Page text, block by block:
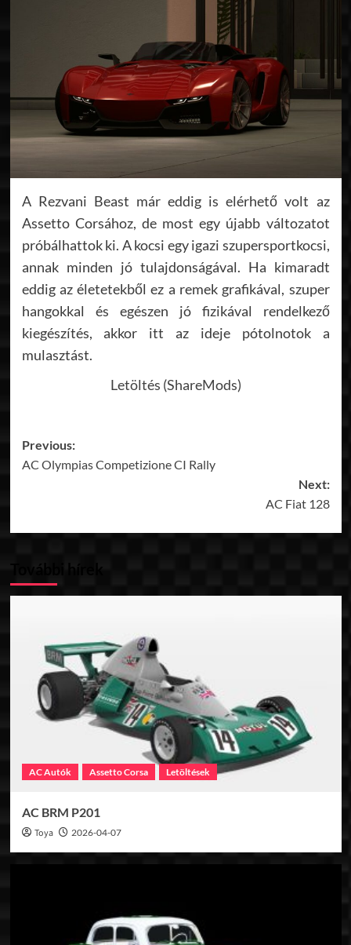
A Rezvani Beast már eddig is elérhető volt az
Assetto Corsához, de most egy újabb változatot
próbálhattok ki. A kocsi egy igazi szupersportkocsi,
annak minden jó tulajdonságával. Ha kimaradt
eddig az életetekből ez a remek grafikával, szuper
hangokkal és egészen jó fizikával rendelkező
kiegészítés, akkor itt az ideje pótolnotok a
mulasztást.
Letöltés (ShareMods)
Post
navigation
Previous:
AC Olympias Competizione CI Rally
Next:
AC Fiat 128
AC Autók Assetto Corsa Letöltések
AC BRM P201
Toya 2026-04-07